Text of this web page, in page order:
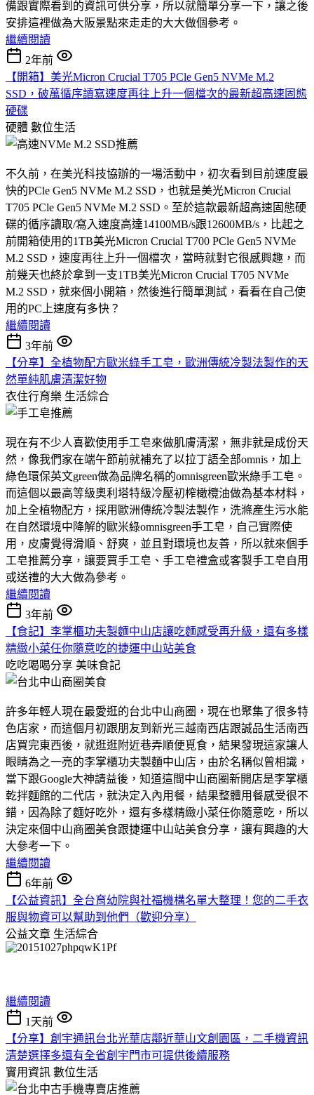
備跟實際看到的資訊可供分享，所以就簡單分享一下，讓之後
安排這裡做為大阪景點來走走的大大做個參考。
繼續閱讀
2年前
【開箱】美光Micron Crucial T705 PCle Gen5 NVMe M.2
SSD，破萬循序讀寫速度再往上升一個檔次的最新超高速固態
硬碟
硬體 數位生活
不久前，在美光科技協辦的一場活動中，初次看到目前速度最
快的PCle Gen5 NVMe M.2 SSD，也就是美光Micron Crucial
T705 PCle Gen5 NVMe M.2 SSD。至於這款最新超高速固態硬
碟的循序讀取/寫入速度高達14100MB/s跟12600MB/s，比起之
前開箱使用的1TB美光Micron Crucial T700 PCle Gen5 NVMe
M.2 SSD，速度再往上升一個檔次，當時就對它很感興趣，而
前幾天也終於拿到一支1TB美光Micron Crucial T705 NVMe
M.2 SSD，就來個小開箱，然後進行簡單測試，看看在自己使
用的PC上速度有多快？
繼續閱讀
3年前
【分享】全植物配方歐米綠手工皂，歐洲傳統冷製法製作的天
然單純肌膚清潔好物
衣住行育樂 生活綜合
現在有不少人喜歡使用手工皂來做肌膚清潔，無非就是成份天
然，像我們家在端午節前就補充了以拉丁語全部omnis，加上
綠色環保英文green做為品牌名稱的omnisgreen歐米綠手工皂。
而這個以最高等級奧利塔特級冷壓初榨橄欖油做為基本材料，
加上全植物配方，採用歐洲傳統冷製法製作，洗滌產生污水能
在自然環境中降解的歐米綠omnisgreen手工皂，自己實際使
用，皮膚覺得滑順、舒爽，並且對環境也友善，所以就來個手
工皂推薦分享，讓要買手工皂、手工皂禮盒或客製手工皂自用
或送禮的大大做為參考。
繼續閱讀
3年前
【食記】李掌櫃功夫製麵中山店讓吃麵感受再升級，還有多樣
精緻小菜任你隨意吃的捷運中山站美食
吃吃喝喝分享 美味食記
許多年輕人現在最愛逛的台北中山商圈，現在也聚集了很多特
色店家，而這個月初跟朋友到新光三越南西店跟誠品生活南西
店買完東西後，就逛逛附近巷弄順便覓食，結果發現這家讓人
眼睛為之一亮的李掌櫃功夫製麵中山店，由於名稱似曾相識，
當下跟Google大神請益後，知道這間中山商圈新開店是李掌櫃
乾拌麵館的二代店，就決定入內用餐，結果整體用餐感受很不
錯，因為除了麵好吃外，還有多樣精緻小菜任你隨意吃，所以
決定來個中山商圈美食跟捷運中山站美食分享，讓有興趣的大
大參考一下。
繼續閱讀
6年前
【公益資訊】全台育幼院與社福機構名單大整理！您的二手衣
服與物資可以幫助到他們（歡迎分享）
公益文章 生活綜合
繼續閱讀
1天前
【分享】創宇通訊台北光華店鄰近華山文創園區，二手機資訊
清楚選擇多還有全省創宇門市可提供後續服務
實用資訊 數位生活